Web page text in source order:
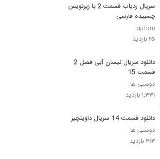
سریال ردیاب قسمت 2 با زیرنویس
چسبیده فارسی
gufum
۲۵ بازدید
دانلود سریال نیسان آبی فصل 2
قسمت 15
دوستی ها
۱,۳۳۱ بازدید
دانلود قسمت 14 سریال داوینچیز
دوستی ها
۴۱۳ بازدید